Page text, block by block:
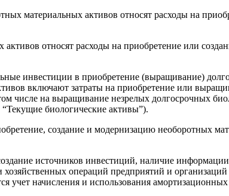
материальных активов относят расходы на
относят расходы на приобретение или
инвестиции в приобретение (выращивание)
включают затраты на приобретение или
числе на выращивание незрелых долгосрочных
биологические активы”).
создание и модернизацию необоротных
источников инвестиций, наличие
хозяйственных операций предприятий и
учет начисления и использования